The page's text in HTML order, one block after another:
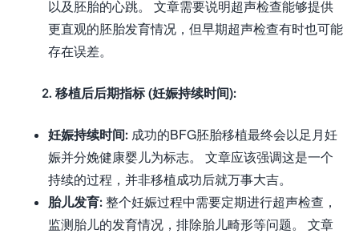
以及胚胎的心跳。 文章需要说明超声检查能够提供
更直观的胚胎发育情况，但早期超声检查有时也可能
存在误差。
2. 移植后后期指标 (妊娠持续时间):
妊娠持续时间: 成功的BFG胚胎移植最终会以足月妊
娠并分娩健康婴儿为标志。 文章应该强调这是一个
持续的过程，并非移植成功后就万事大吉。
胎儿发育: 整个妊娠过程中需要定期进行超声检查，
监测胎儿的发育情况，排除胎儿畸形等问题。 文章